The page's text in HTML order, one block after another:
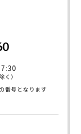
く）
番号となります